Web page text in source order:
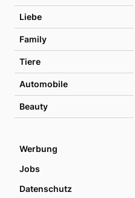
Liebe
Family
Tiere
Automobile
Beauty
Werbung
Jobs
Datenschutz